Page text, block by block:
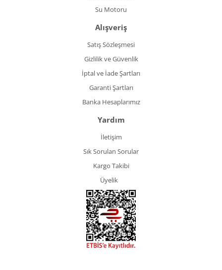
Su Motoru
Alışveriş
Satış Sözleşmesi
Gizlilik ve Güvenlik
İptal ve İade Şartları
Garanti Şartları
Banka Hesaplarımız
Yardım
İletişim
Sık Sorulan Sorular
Kargo Takibi
Üyelik